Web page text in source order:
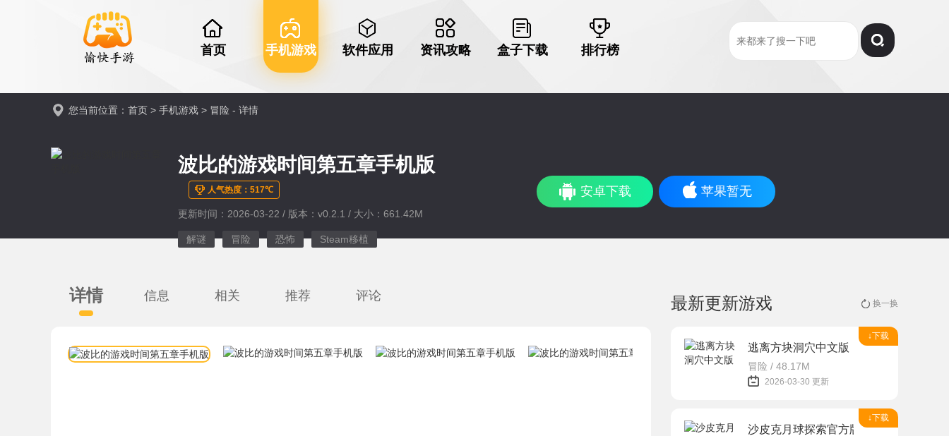
首页 手机游戏 软件应用 资讯攻略 盒子下载 排行榜
您当前位置： 首页 > 手机游戏 > 冒险 - 详情
波比的游戏时间第五章手机版
人气热度：517℃
更新时间：2026-03-22 / 版本：v0.2.1 / 大小：661.42M
解谜 冒险 恐怖 Steam移植
安卓下载 苹果暂无
详情 信息 相关 推荐 评论 最新更新游戏 换一换
↓下载
逃离方块洞穴中文版
冒险 / 48.17M
2026-03-30 更新
↓下载
沙皮克月球探索官方版(ShapikTMQ)